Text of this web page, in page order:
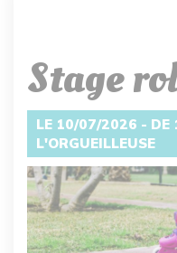
Stage
LE 10/07/2026 - DE
L'ORGUEILLEUSE